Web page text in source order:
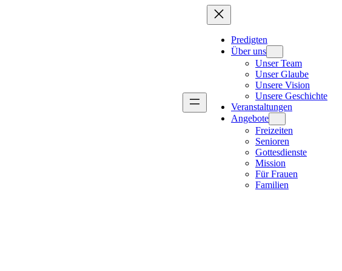
Predigten
Über uns
Unser Team
Unser Glaube
Unsere Vision
Unsere Geschichte
Veranstaltungen
Angebote
Freizeiten
Senioren
Gottesdienste
Mission
Für Frauen
Familien